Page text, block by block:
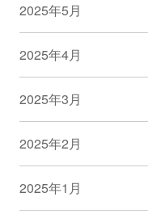
2025年5月
2025年4月
2025年3月
2025年2月
2025年1月